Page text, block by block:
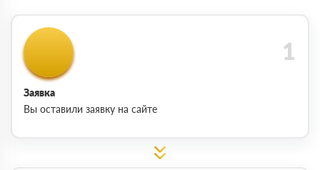
Заявка
Вы оставили заявку на сайте